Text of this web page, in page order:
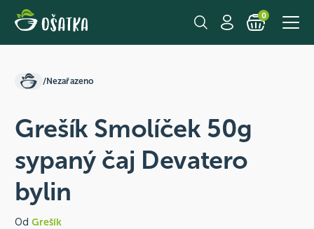
0
/Nezařazeno
Grešík Smolíček 50g
sypaný čaj Devatero
bylin
Od Grešík